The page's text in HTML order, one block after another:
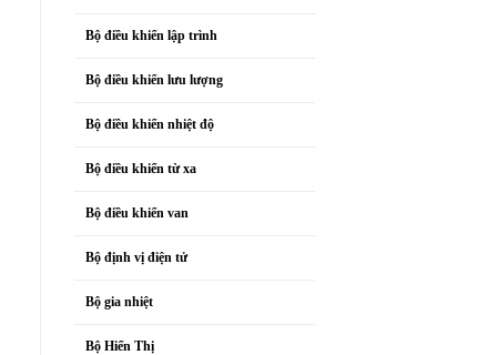
Bộ điều khiển lập trình
Bộ điều khiển lưu lượng
Bộ điều khiển nhiệt độ
Bộ điều khiển từ xa
Bộ điều khiển van
Bộ định vị điện tử
Bộ gia nhiệt
Bộ Hiển Thị